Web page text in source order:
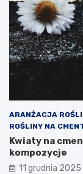
ARANŻACJA
ROŚLINY NA
Kwiaty na
kompozycje
11 grudnia 2025